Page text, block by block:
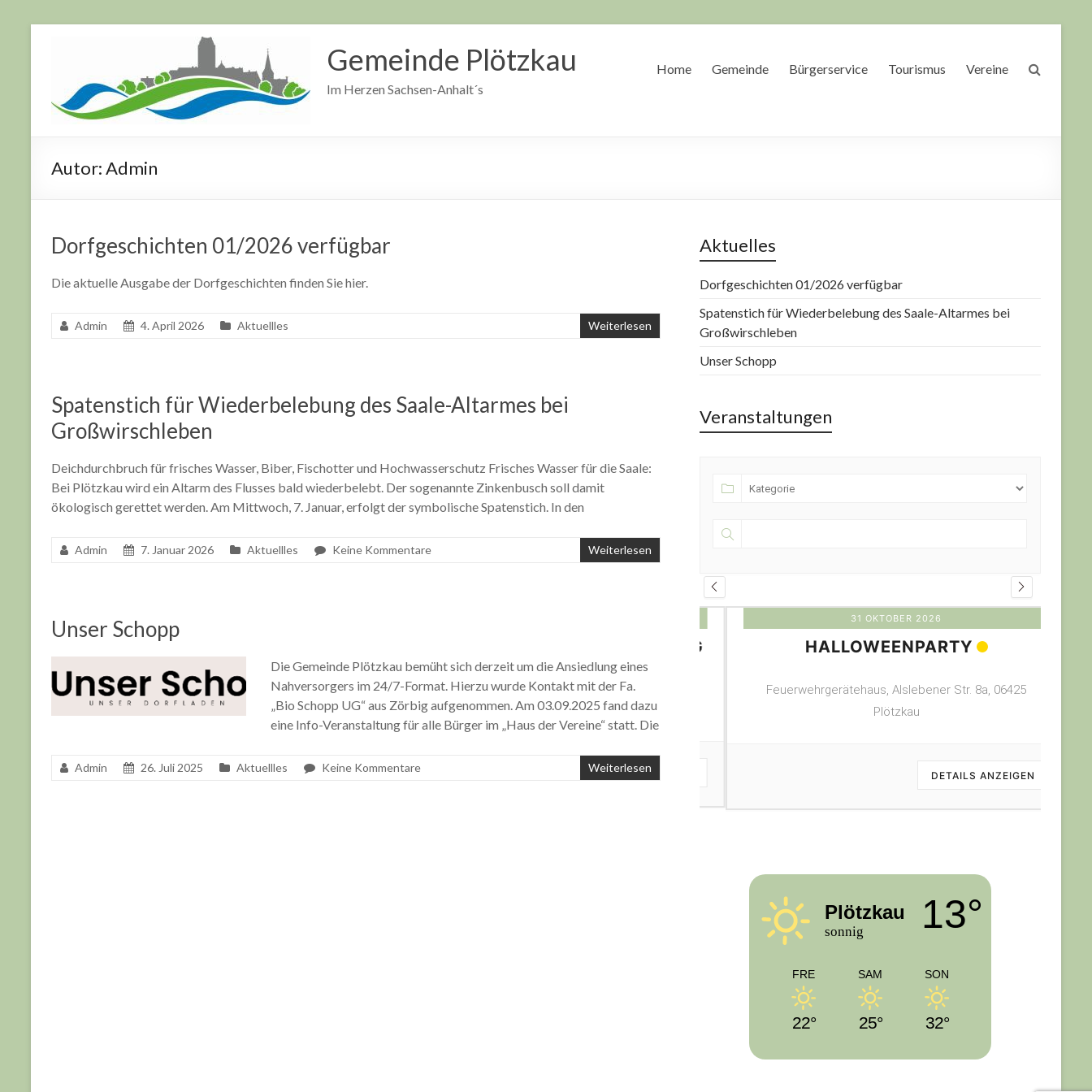
Gemeinde Plötzkau
Im Herzen Sachsen-Anhalt´s
Home Gemeinde Bürgerservice Tourismus Vereine
Autor:Admin
Dorfgeschichten 01/2026 verfügbar
Die aktuelle Ausgabe der Dorfgeschichten finden Sie hier.
Admin 4. April 2026 Aktuellles Weiterlesen
Spatenstich für Wiederbelebung des Saale-Altarmes bei
Großwirschleben
Deichdurchbruch für frisches Wasser, Biber, Fischotter und Hochwasserschutz Frisches Wasser für die Saale:
Bei Plötzkau wird ein Altarm des Flusses bald wiederbelebt. Der sogenannte Zinkenbusch soll damit
ökologisch gerettet werden. Am Mittwoch, 7. Januar, erfolgt der symbolische Spatenstich. In den
Admin 7. Januar 2026 Aktuellles Keine Kommentare Weiterlesen
Unser Schopp
Die Gemeinde Plötzkau bemüht sich derzeit um die Ansiedlung eines
Nahversorgers im 24/7-Format. Hierzu wurde Kontakt mit der Fa.
„Bio Schopp UG“ aus Zörbig aufgenommen. Am 03.09.2025 fand dazu
eine Info-Veranstaltung für alle Bürger im „Haus der Vereine“ statt. Die
Admin 26. Juli 2025 Aktuellles Keine Kommentare Weiterlesen
Aktuelles
Dorfgeschichten 01/2026 verfügbar
Spatenstich für Wiederbelebung des Saale-Altarmes bei
Großwirschleben
Unser Schopp
Veranstaltungen
11 - 13 SEPTEMBER 2026
250. PFLAUMENKUCHENMARKT
Bleichplan Plötzkau, Bleichplan, 06425 Plötzkau
Grundschule, Hauptstraße 23a, 06425 Plötzkau
DETAILS ANZEIGEN
31 OKTOBER 2026
HALLOWEENPARTY
Feuerwehrgerätehaus, Alslebener Str. 8a, 06425
Plötzkau
DETAILS ANZEIGEN
Plötzkau
sonnig 13°
FRE
22°
SAM
25°
SON
32°